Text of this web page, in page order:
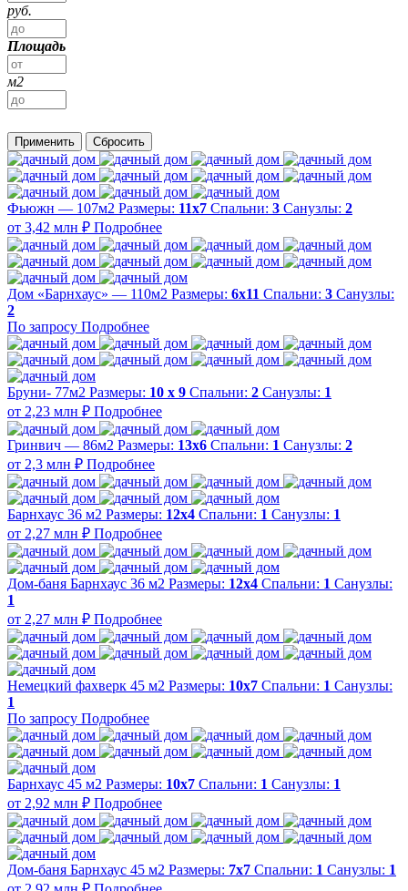
руб.
Площадь
м2
Применить Сбросить
Фьюжн — 107м2 Размеры: 11х7 Спальни: 3 Санузлы: 2
от 3,42 млн ₽ Подробнее
Дом «Барнхаус» — 110м2 Размеры: 6х11 Спальни: 3 Санузлы:
2
По запросу Подробнее
Бруни- 77м2 Размеры: 10 х 9 Спальни: 2 Санузлы: 1
от 2,23 млн ₽ Подробнее
Гринвич — 86м2 Размеры: 13х6 Спальни: 1 Санузлы: 2
от 2,3 млн ₽ Подробнее
Барнхаус 36 м2 Размеры: 12х4 Спальни: 1 Санузлы: 1
от 2,27 млн ₽ Подробнее
Дом-баня Барнхаус 36 м2 Размеры: 12х4 Спальни: 1 Санузлы:
1
от 2,27 млн ₽ Подробнее
Немецкий фахверк 45 м2 Размеры: 10х7 Спальни: 1 Санузлы:
1
По запросу Подробнее
Барнхаус 45 м2 Размеры: 10х7 Спальни: 1 Санузлы: 1
от 2,92 млн ₽ Подробнее
Дом-баня Барнхаус 45 м2 Размеры: 7x7 Спальни: 1 Санузлы: 1